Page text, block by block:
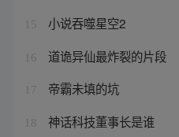
15 小说吞噬星空2
16 道诡异仙最炸裂的片段
17 帝霸未填的坑
18 神话科技董事长是谁